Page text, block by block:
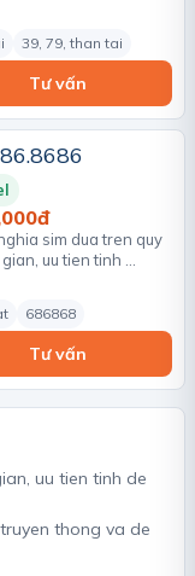
39, 79, than tai
Tư vấn
sim dua tren quy
uu tien tinh …
686868
Tư vấn
uu tien tinh de
thong va de